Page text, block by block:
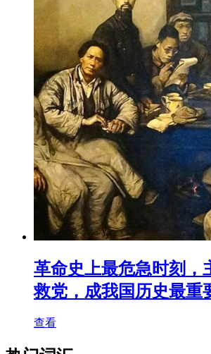
革命史上最危急时刻，
救党，成我国历史最重
查看